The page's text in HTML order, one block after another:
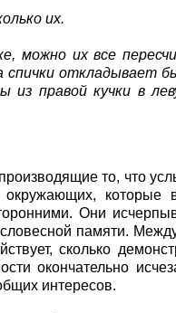
их.
можно их все
спички откладывает
из правой кучки в
то, что
которые
Они
памяти.
сколько
окончательно
интересов.